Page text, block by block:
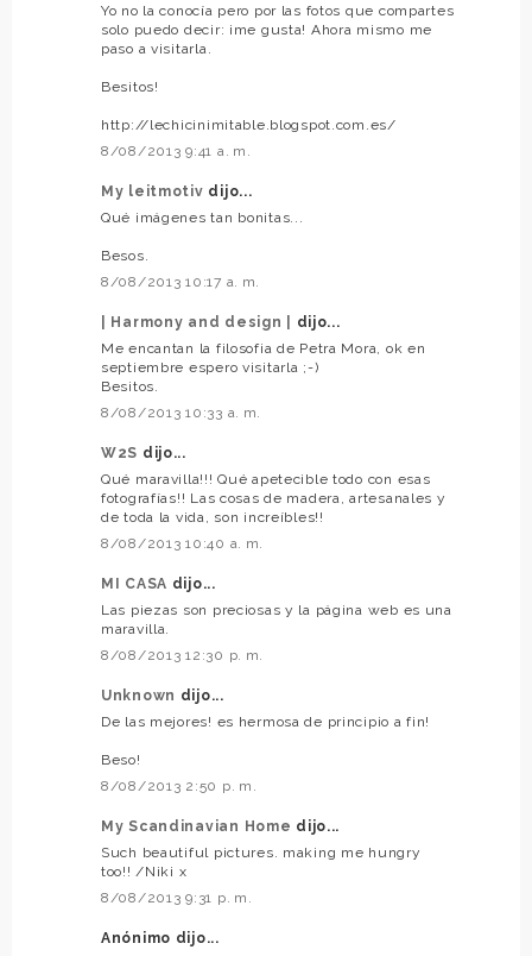
Yo no la conocía pero por las fotos que compartes
solo puedo decir: ¡me gusta! Ahora mismo me
paso a visitarla.
Besitos!
http://lechicinimitable.blogspot.com.es/
8/08/2013 9:41 a. m.
My leitmotiv dijo...
Qué imágenes tan bonitas...
Besos.
8/08/2013 10:17 a. m.
| Harmony and design |
dijo...
Me encantan la filosofia de Petra Mora, ok en
septiembre espero visitarla ;-)
Besitos.
8/08/2013 10:33 a. m.
W2S dijo...
Qué maravilla!!! Qué apetecible todo con esas
fotografías!! Las cosas de madera, artesanales y
de toda la vida, son increíbles!!
8/08/2013 10:40 a. m.
MI CASA dijo...
Las piezas son preciosas y la página web es una
maravilla.
8/08/2013 12:30 p. m.
Unknown dijo...
De las mejores! es hermosa de principio a fin!
Beso!
8/08/2013 2:50 p. m.
My Scandinavian Home dijo...
Such beautiful pictures. making me hungry
too!! /Niki x
8/08/2013 9:31 p. m.
Anónimo dijo...